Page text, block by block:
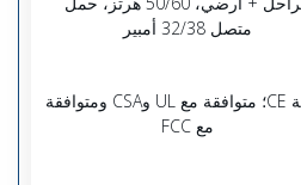
متصل 32/38 أمبير
علامة CE؛ متوافقة مع UL وCSA ومتوافقة
مع FCC